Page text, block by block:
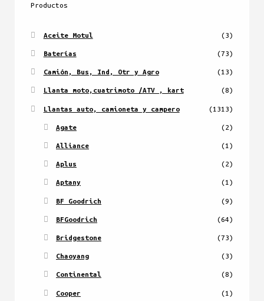
Productos
Aceite Motul (3)
Baterías (73)
Camión, Bus, Ind, Otr y Agro (13)
Llanta moto,cuatrimoto /ATV , kart (8)
Llantas auto, camioneta y campero (1313)
Agate (2)
Alliance (1)
Aplus (2)
Aptany (1)
BF Goodrich (9)
BFGoodrich (64)
Bridgestone (73)
Chaoyang (3)
Continental (8)
Cooper (1)